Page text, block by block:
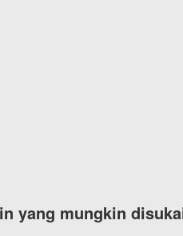
yang mungkin